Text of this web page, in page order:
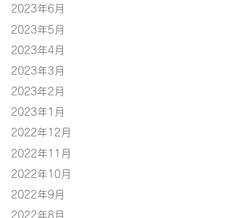
2023年6月
2023年5月
2023年4月
2023年3月
2023年2月
2023年1月
2022年12月
2022年11月
2022年10月
2022年9月
2022年8月